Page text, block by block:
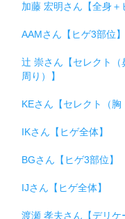
加藤 宏明さん【全身＋
AAMさん【ヒゲ3部位】
辻 崇さん【セレクト（
周り）】
KEさん【セレクト（胸
IKさん【ヒゲ全体】
BGさん【ヒゲ3部位】
IJさん【ヒゲ全体】
渡瀬 孝夫さん【デリケ